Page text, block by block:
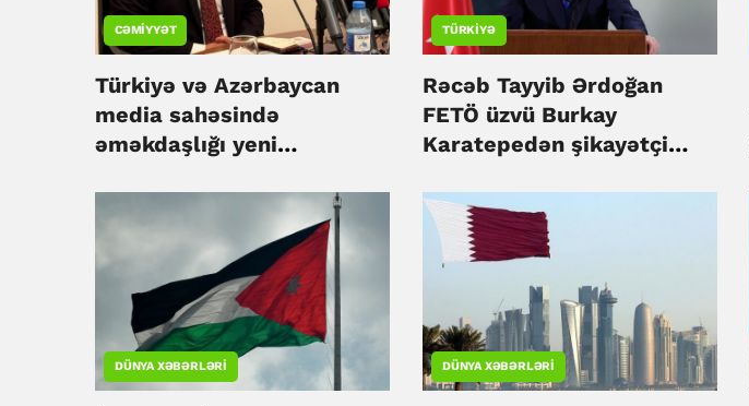
CƏMIYYƏT
Türkiyə və Azərbaycan
media sahəsində
əməkdaşlığı yeni
TÜRKIYƏ
Rəcəb Tayyib Ərdoğan
FETÖ üzvü Burkay
Karatepedən şikayətçi
DÜNYA XƏBƏRLƏRI DÜNYA XƏBƏRLƏRI